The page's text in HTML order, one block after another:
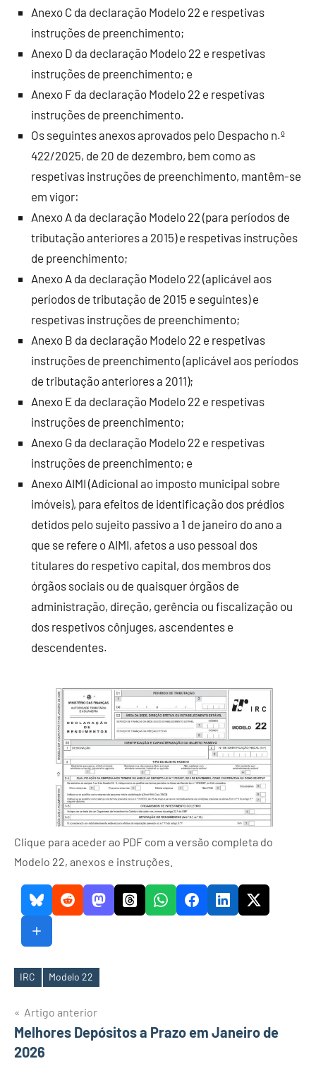
Anexo C da declaração Modelo 22 e respetivas
instruções de preenchimento;
Anexo D da declaração Modelo 22 e respetivas
instruções de preenchimento; e
Anexo F da declaração Modelo 22 e respetivas
instruções de preenchimento.
Os seguintes anexos aprovados pelo Despacho n.º
422/2025, de 20 de dezembro, bem como as
respetivas instruções de preenchimento, mantêm-se
em vigor:
Anexo A da declaração Modelo 22 (para períodos de
tributação anteriores a 2015) e respetivas instruções
de preenchimento;
Anexo A da declaração Modelo 22 (aplicável aos
períodos de tributação de 2015 e seguintes) e
respetivas instruções de preenchimento;
Anexo B da declaração Modelo 22 e respetivas
instruções de preenchimento (aplicável aos períodos
de tributação anteriores a 2011);
Anexo E da declaração Modelo 22 e respetivas
instruções de preenchimento;
Anexo G da declaração Modelo 22 e respetivas
instruções de preenchimento; e
Anexo AIMI (Adicional ao imposto municipal sobre
imóveis), para efeitos de identificação dos prédios
detidos pelo sujeito passivo a 1 de janeiro do ano a
que se refere o AIMI, afetos a uso pessoal dos
titulares do respetivo capital, dos membros dos
órgãos sociais ou de quaisquer órgãos de
administração, direção, gerência ou fiscalização ou
dos respetivos cônjuges, ascendentes e
descendentes.
Clique para aceder ao PDF com a versão completa do
Modelo 22, anexos e instruções.
Etiquetas
IRC Modelo 22
Navegação
de
Artigo anterior
Melhores Depósitos a Prazo em Janeiro de
2026